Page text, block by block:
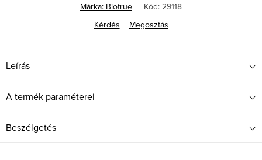
Márka: Biotrue Kód: 29118
Kérdés
Megosztás
Leírás
A termék paraméterei
Beszélgetés